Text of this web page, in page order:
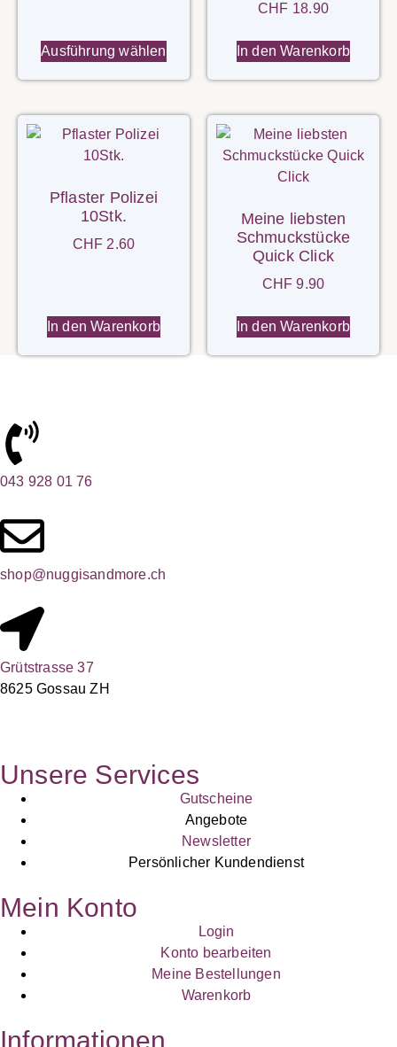
Ausführung wählen
CHF 18.90
In den Warenkorb
Pflaster Polizei
10Stk.
CHF 2.60
In den Warenkorb
Meine liebsten
Schmuckstücke
Quick Click
CHF 9.90
In den Warenkorb
043 928 01 76
shop@nuggisandmore.ch
Grütstrasse 37
8625 Gossau ZH
Unsere Services
Gutscheine
Angebote
Newsletter
Persönlicher Kundendienst
Mein Konto
Login
Konto bearbeiten
Meine Bestellungen
Warenkorb
Informationen